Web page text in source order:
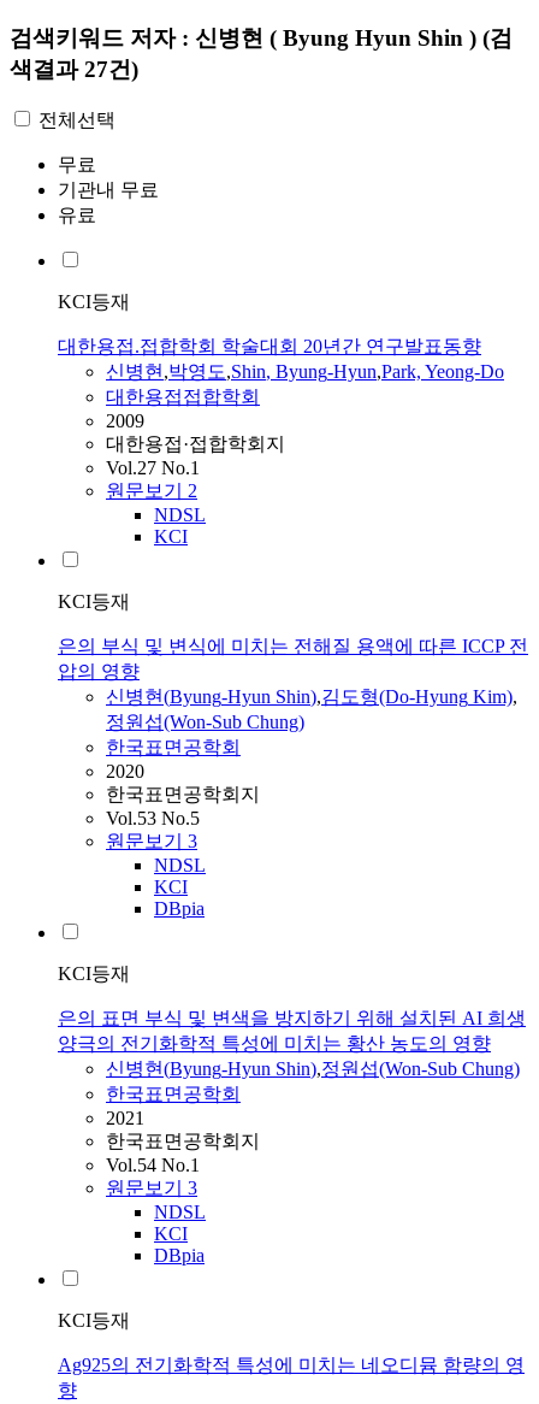
검색키워드 저자 : 신병현 ( Byung Hyun Shin ) (검
색결과 27건)
전체선택
무료
기관내 무료
유료
KCI등재
대한용접.접합학회 학술대회 20년간 연구발표동향
신병현,박영도,Shin, Byung-Hyun,Park, Yeong-Do
대한용접접합학회
2009
대한용접·접합학회지
Vol.27 No.1
원문보기 2
NDSL
KCI
KCI등재
은의 부식 및 변식에 미치는 전해질 용액에 따른 ICCP 전
압의 영향
신병현(Byung-Hyun Shin),김도형(Do-Hyung Kim),
정원섭(Won-Sub Chung)
한국표면공학회
2020
한국표면공학회지
Vol.53 No.5
원문보기 3
NDSL
KCI
DBpia
KCI등재
은의 표면 부식 및 변색을 방지하기 위해 설치된 AI 희생
양극의 전기화학적 특성에 미치는 황산 농도의 영향
신병현(Byung-Hyun Shin),정원섭(Won-Sub Chung)
한국표면공학회
2021
한국표면공학회지
Vol.54 No.1
원문보기 3
NDSL
KCI
DBpia
KCI등재
Ag925의 전기화학적 특성에 미치는 네오디뮴 함량의 영
향